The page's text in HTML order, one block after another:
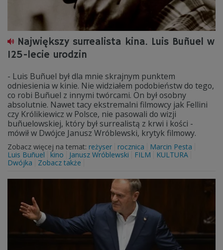
Największy surrealista kina. Luis Buñuel w
125-lecie urodzin
- Luis Buñuel był dla mnie skrajnym punktem
odniesienia w kinie. Nie widziałem podobieństw do tego,
co robi Buñuel z innymi twórcami. On był osobny
absolutnie. Nawet tacy ekstremalni filmowcy jak Fellini
czy Królikiewicz w Polsce, nie pasowali do wizji
buñuelowskiej, który był surrealistą z krwi i kości -
mówił w Dwójce Janusz Wróblewski, krytyk filmowy.
Zobacz więcej na temat: reżyser rocznica
Marcin Pesta
Luis Buñuel
kino Janusz Wróblewski FILM
KULTURA
Dwójka
Zobacz także